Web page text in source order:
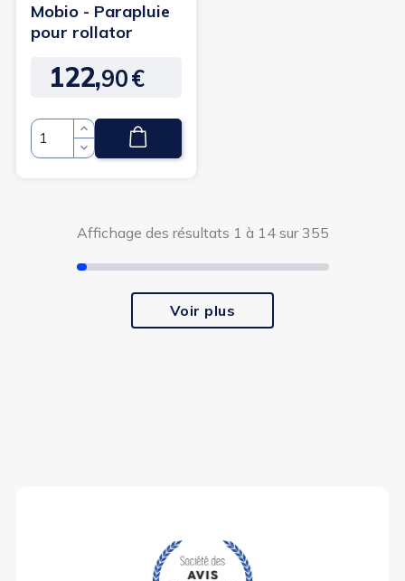
Mobio - Parapluie
pour rollator
Prix
122,90€
Quantité
Affichage des résultats 1 à 14 sur 355
Voir plus